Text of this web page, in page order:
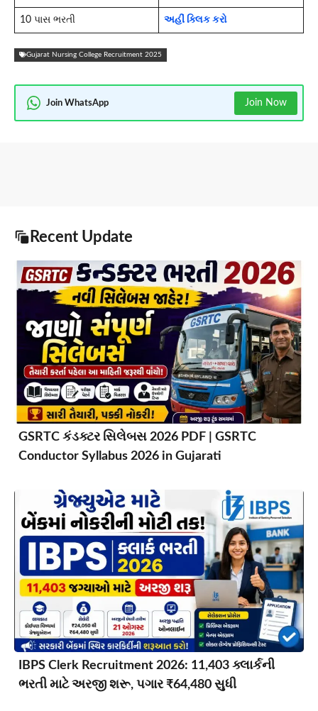
10 પાસ ભરતી અહીં ક્લિક કરો
Gujarat Nursing College Recruitment 2025
Join WhatsApp Join Now
Recent Update
GSRTC કંડક્ટર સિલેબસ 2026 PDF | GSRTC
Conductor Syllabus 2026 in Gujarati
IBPS Clerk Recruitment 2026: 11,403 ક્લાર્કની
ભરતી માટે અરજી શરૂ, પગાર ₹64,480 સુધી